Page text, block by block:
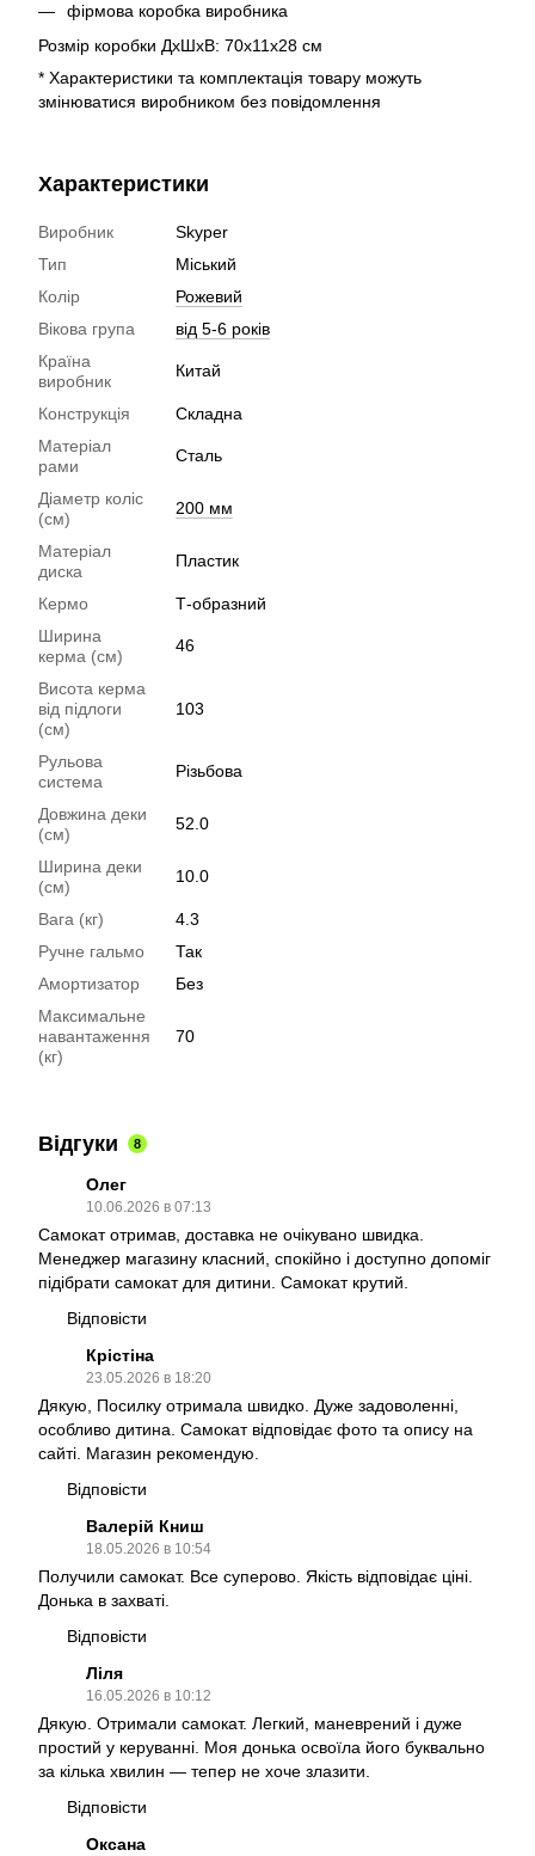
фірмова коробка виробника
Розмір коробки ДхШхВ: 70х11х28 см
* Характеристики та комплектація товару можуть
змінюватися виробником без повідомлення
Характеристики
Виробник
Skyper
Тип
Міський
Колір
Рожевий
Вікова група
від 5-6 років
Країна
виробник
Китай
Конструкція
Складна
Матеріал
рами
Сталь
Діаметр коліс
(см)
200 мм
Матеріал
диска
Пластик
Кермо
Т-образний
Ширина
керма (см)
46
Висота керма
від підлоги
(см)
103
Рульова
система
Різьбова
Довжина деки
(см)
52.0
Ширина деки
(см)
10.0
Вага (кг)
4.3
Ручне гальмо
Так
Амортизатор
Без
Максимальне
навантаження
(кг)
70
Відгуки 8
Олег
10.06.2026 в 07:13
Самокат отримав, доставка не очікувано швидка.
Менеджер магазину класний, спокійно і доступно допоміг
підібрати самокат для дитини. Самокат крутий.
Відповісти
Крістіна
23.05.2026 в 18:20
Дякую, Посилку отримала швидко. Дуже задоволенні,
особливо дитина. Самокат відповідає фото та опису на
сайті. Магазин рекомендую.
Відповісти
Валерій Книш
18.05.2026 в 10:54
Получили самокат. Все суперово. Якість відповідає ціні.
Донька в захваті.
Відповісти
Ліля
16.05.2026 в 10:12
Дякую. Отримали самокат. Легкий, маневрений і дуже
простий у керуванні. Моя донька освоїла його буквально
за кілька хвилин — тепер не хоче злазити.
Відповісти
Оксана